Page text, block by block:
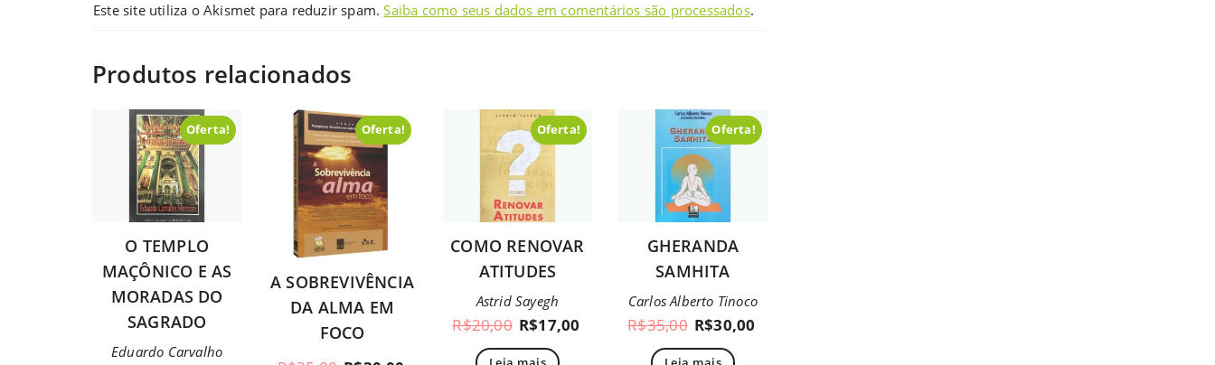
Este site utiliza o Akismet para reduzir spam.Saiba como seus dados em comentários são processados.
Produtos relacionados
Oferta!
O TEMPLO
MAÇÔNICO E AS
MORADAS DO
SAGRADO
Eduardo Carvalho
Oferta!
A SOBREVIVÊNCIA
DA ALMA EM
FOCO
Oferta!
COMO RENOVAR
ATITUDES
Astrid Sayegh
R$20,00 R$17,00
Oferta!
GHERANDA
SAMHITA
Carlos Alberto Tinoco
R$35,00 R$30,00